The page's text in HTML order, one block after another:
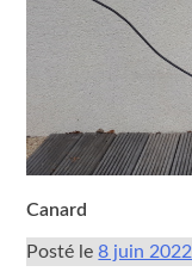
Canard
Posté le8 juin 2022